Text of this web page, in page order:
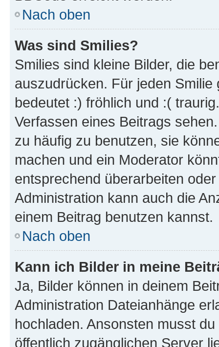
Nach oben
Was sind Smilies?
Smilies sind kleine Bilder, die
auszudrücken. Für jeden
bedeutet :) fröhlich und :(
Verfassen eines Beitrags
zu häufig zu benutzen, sie
machen und ein Moderator
entsprechend überarbeiten
Administration kann auch die
einem Beitrag benutzen kannst.
Nach oben
Kann ich Bilder in meine
Ja, Bilder können in deinem
Administration Dateianhänge
hochladen. Ansonsten musst
öffentlich zugänglichen Server